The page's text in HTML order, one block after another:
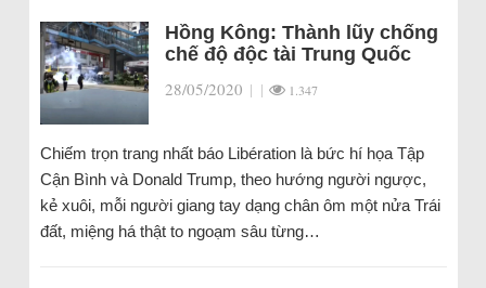
Hồng Kông: Thành lũy chống
chế độ độc tài Trung Quốc
28/05/2020 | | 1.347
Chiếm trọn trang nhất báo Libération là bức hí họa Tập
Cận Bình và Donald Trump, theo hướng người ngược,
kẻ xuôi, mỗi người giang tay dạng chân ôm một nửa Trái
đất, miệng há thật to ngoạm sâu từng…